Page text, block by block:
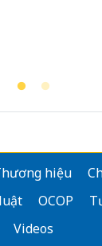
hiệu
OCOP
Videos